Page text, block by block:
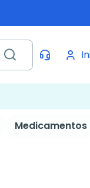
Medicamentos